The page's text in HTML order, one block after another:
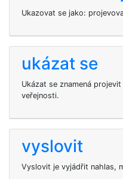
Ukazovat se jako:
ukázat se
Ukázat se znamená
veřejnosti.
vyslovit
Vyslovit je vyjádřit nahlas,